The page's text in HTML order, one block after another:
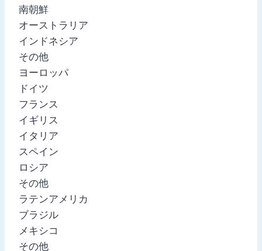
南朝鮮
オーストラリア
インドネシア
その他
ヨーロッパ
ドイツ
フランス
イギリス
イタリア
スペイン
ロシア
その他
ラテンアメリカ
ブラジル
メキシコ
その他